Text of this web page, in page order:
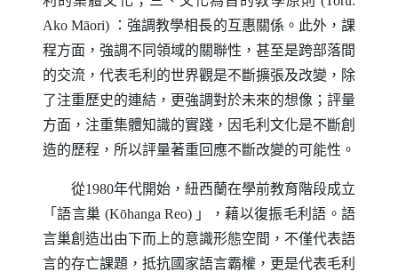
Ako Māori) ：強調教學相長的互惠關係。此外，課
程方面，強調不同領域的關聯性，甚至是跨部落間
的交流，代表毛利的世界觀是不斷擴張及改變，除
了注重歷史的連結，更強調對於未來的想像；評量
方面，注重集體知識的實踐，因毛利文化是不斷創
造的歷程，所以評量著重回應不斷改變的可能性。
從1980年代開始，紐西蘭在學前教育階段成立
「語言巢 (Kōhanga Reo) 」，藉以復振毛利語。語
言巢創造出由下而上的意識形態空間，不僅代表語
言的存亡課題，抵抗國家語言霸權，更是代表毛利